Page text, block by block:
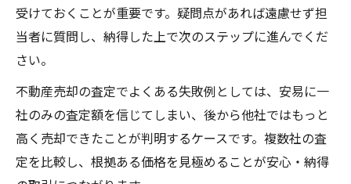
受けておくことが重要です。疑問点があれば遠慮せず担
当者に質問し、納得した上で次のステップに進んでくだ
さい。
不動産売却の査定でよくある失敗例としては、安易に一
社のみの査定額を信じてしまい、後から他社ではもっと
高く売却できたことが判明するケースです。複数社の査
定を比較し、根拠ある価格を見極めることが安心・納得